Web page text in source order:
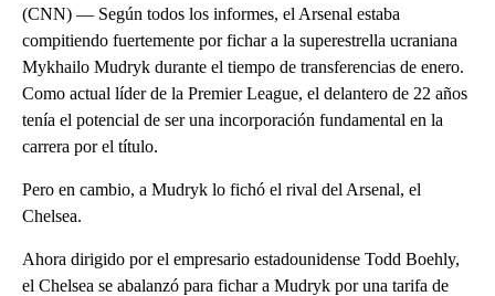
(CNN) — Según todos los informes, el Arsenal estaba
compitiendo fuertemente por fichar a la superestrella ucraniana
Mykhailo Mudryk durante el tiempo de transferencias de enero.
Como actual líder de la Premier League, el delantero de 22 años
tenía el potencial de ser una incorporación fundamental en la
carrera por el título.
Pero en cambio, a Mudryk lo fichó el rival del Arsenal, el
Chelsea.
Ahora dirigido por el empresario estadounidense Todd Boehly,
el Chelsea se abalanzó para fichar a Mudryk por una tarifa de